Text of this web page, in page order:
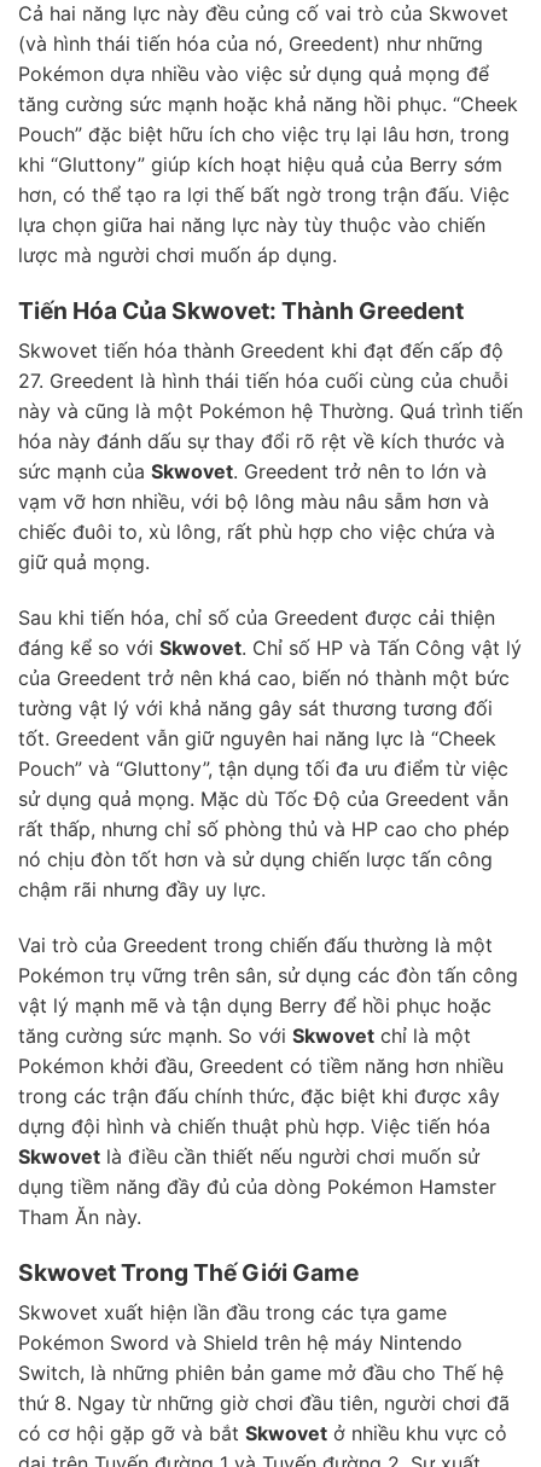
Cả hai năng lực này đều củng cố vai trò của Skwovet
(và hình thái tiến hóa của nó, Greedent) như những
Pokémon dựa nhiều vào việc sử dụng quả mọng để
tăng cường sức mạnh hoặc khả năng hồi phục. “Cheek
Pouch” đặc biệt hữu ích cho việc trụ lại lâu hơn, trong
khi “Gluttony” giúp kích hoạt hiệu quả của Berry sớm
hơn, có thể tạo ra lợi thế bất ngờ trong trận đấu. Việc
lựa chọn giữa hai năng lực này tùy thuộc vào chiến
lược mà người chơi muốn áp dụng.
Tiến Hóa Của Skwovet: Thành Greedent
Skwovet tiến hóa thành Greedent khi đạt đến cấp độ
27. Greedent là hình thái tiến hóa cuối cùng của chuỗi
này và cũng là một Pokémon hệ Thường. Quá trình tiến
hóa này đánh dấu sự thay đổi rõ rệt về kích thước và
sức mạnh của Skwovet. Greedent trở nên to lớn và
vạm vỡ hơn nhiều, với bộ lông màu nâu sẫm hơn và
chiếc đuôi to, xù lông, rất phù hợp cho việc chứa và
giữ quả mọng.
Sau khi tiến hóa, chỉ số của Greedent được cải thiện
đáng kể so với Skwovet. Chỉ số HP và Tấn Công vật lý
của Greedent trở nên khá cao, biến nó thành một bức
tường vật lý với khả năng gây sát thương tương đối
tốt. Greedent vẫn giữ nguyên hai năng lực là “Cheek
Pouch” và “Gluttony”, tận dụng tối đa ưu điểm từ việc
sử dụng quả mọng. Mặc dù Tốc Độ của Greedent vẫn
rất thấp, nhưng chỉ số phòng thủ và HP cao cho phép
nó chịu đòn tốt hơn và sử dụng chiến lược tấn công
chậm rãi nhưng đầy uy lực.
Vai trò của Greedent trong chiến đấu thường là một
Pokémon trụ vững trên sân, sử dụng các đòn tấn công
vật lý mạnh mẽ và tận dụng Berry để hồi phục hoặc
tăng cường sức mạnh. So với Skwovet chỉ là một
Pokémon khởi đầu, Greedent có tiềm năng hơn nhiều
trong các trận đấu chính thức, đặc biệt khi được xây
dựng đội hình và chiến thuật phù hợp. Việc tiến hóa
Skwovet là điều cần thiết nếu người chơi muốn sử
dụng tiềm năng đầy đủ của dòng Pokémon Hamster
Tham Ăn này.
Skwovet Trong Thế Giới Game
Skwovet xuất hiện lần đầu trong các tựa game
Pokémon Sword và Shield trên hệ máy Nintendo
Switch, là những phiên bản game mở đầu cho Thế hệ
thứ 8. Ngay từ những giờ chơi đầu tiên, người chơi đã
có cơ hội gặp gỡ và bắt Skwovet ở nhiều khu vực cỏ